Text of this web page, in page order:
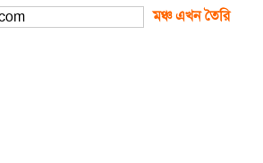
মঞ্চ এখন তৈরি